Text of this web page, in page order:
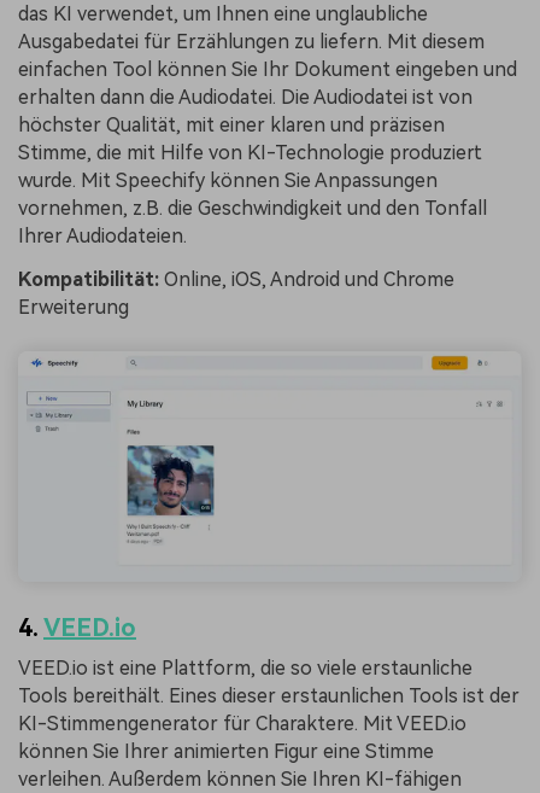
das KI verwendet, um Ihnen eine unglaubliche
Ausgabedatei für Erzählungen zu liefern. Mit diesem
einfachen Tool können Sie Ihr Dokument eingeben und
erhalten dann die Audiodatei. Die Audiodatei ist von
höchster Qualität, mit einer klaren und präzisen
Stimme, die mit Hilfe von KI-Technologie produziert
wurde. Mit Speechify können Sie Anpassungen
vornehmen, z.B. die Geschwindigkeit und den Tonfall
Ihrer Audiodateien.
Kompatibilität: Online, iOS, Android und Chrome
Erweiterung
4. VEED.io
VEED.io ist eine Plattform, die so viele erstaunliche
Tools bereithält. Eines dieser erstaunlichen Tools ist der
KI-Stimmengenerator für Charaktere. Mit VEED.io
können Sie Ihrer animierten Figur eine Stimme
verleihen. Außerdem können Sie Ihren KI-fähigen